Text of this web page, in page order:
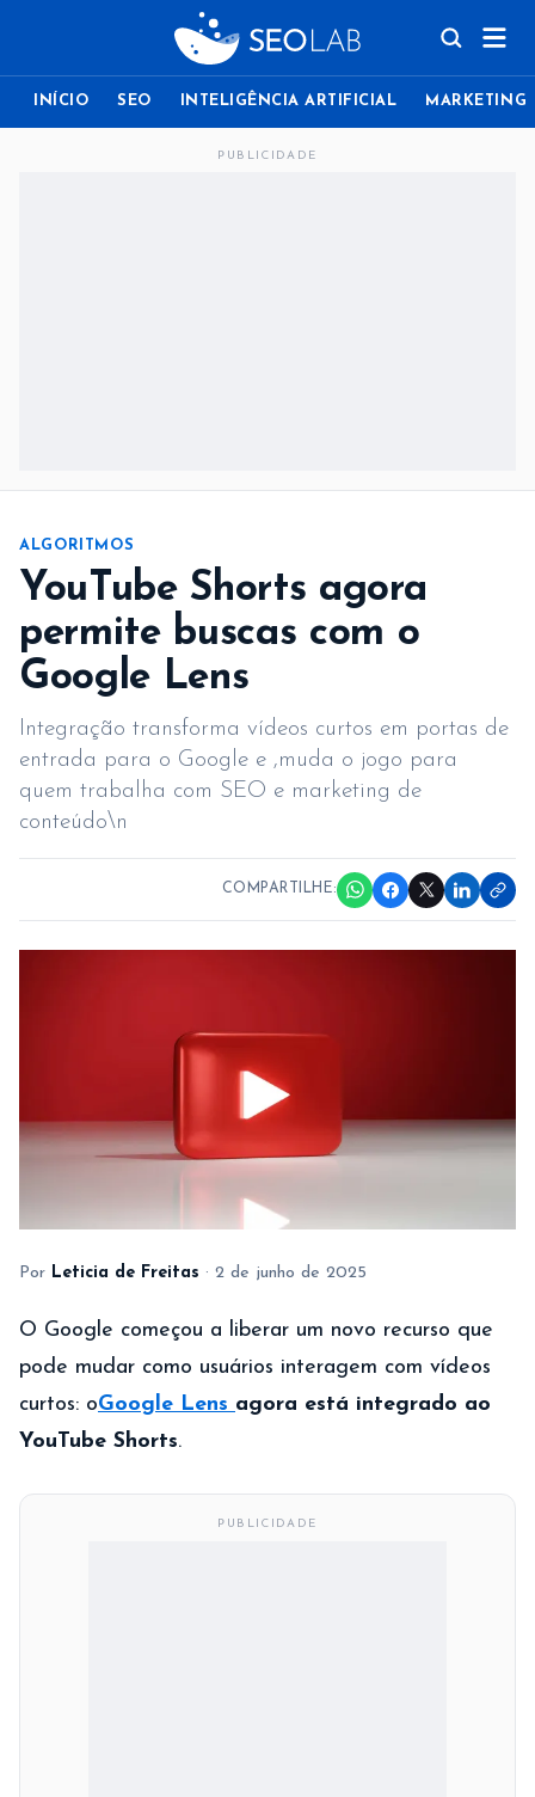
INÍCIO SEO INTELIGÊNCIA ARTIFICIAL MARKETING
PUBLICIDADE
ALGORITMOS
YouTube Shorts agora
permite buscas com o
Google Lens
Integração transforma vídeos curtos em portas de
entrada para o Google e ,muda o jogo para
quem trabalha com SEO e marketing de
conteúdo\n
COMPARTILHE:
Por Leticia de Freitas · 2 de junho de 2025
O Google começou a liberar um novo recurso que
pode mudar como usuários interagem com vídeos
curtos: oGoogle Lens agora está integrado ao
YouTube Shorts.
PUBLICIDADE